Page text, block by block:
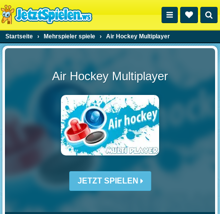
Startseite › Mehrspieler spiele › Air Hockey Multiplayer
Air Hockey Multiplayer
JETZT SPIELEN